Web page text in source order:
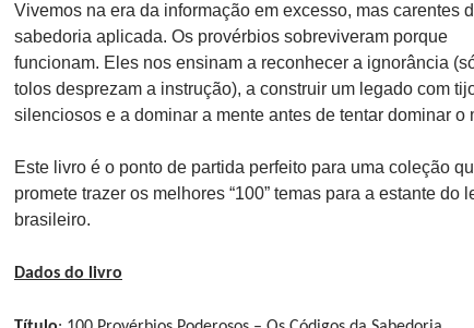
Vivemos na era da informação em excesso, mas carentes
sabedoria aplicada. Os provérbios sobreviveram porque
funcionam. Eles nos ensinam a reconhecer a ignorância
tolos desprezam a instrução), a construir um legado com
silenciosos e a dominar a mente antes de tentar dominar o
Este livro é o ponto de partida perfeito para uma coleção
promete trazer os melhores “100” temas para a estante do
brasileiro.
Dados do livro